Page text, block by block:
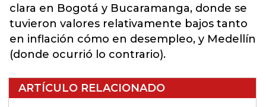
clara en Bogotá y Bucaramanga, donde se
tuvieron valores relativamente bajos tanto
en inflación cómo en desempleo, y Medellín
(donde ocurrió lo contrario).
ARTÍCULO RELACIONADO